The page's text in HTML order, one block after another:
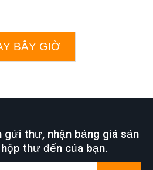
BÂY GIỜ
gửi thư, nhận bảng giá sản
thư đến của bạn.